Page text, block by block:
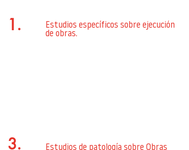
1.
Estudios específicos sobre ejecución
de obras.
3. Estudios de patología sobre Obras